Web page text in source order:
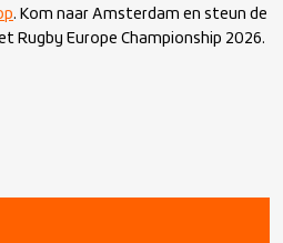
. Kom naar Amsterdam en steun de
Rugby Europe Championship 2026.